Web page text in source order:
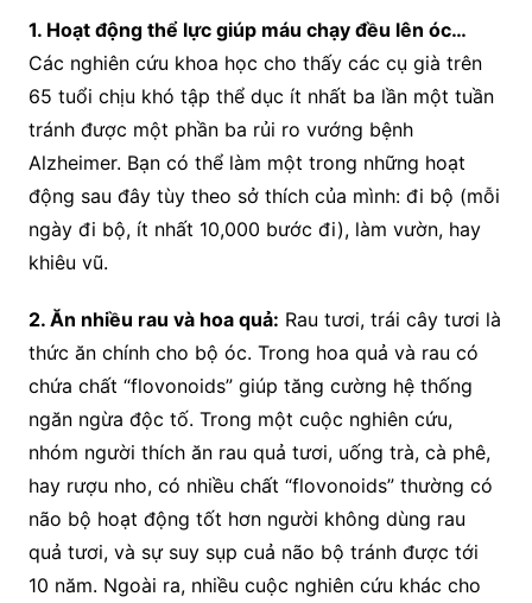
1. Hoạt động thể lực giúp máu chạy đều lên óc…
Các nghiên cứu khoa học cho thấy các cụ già trên
65 tuổi chịu khó tập thể dục ít nhất ba lần một tuần
tránh được một phần ba rủi ro vướng bệnh
Alzheimer. Bạn có thể làm một trong những hoạt
động sau đây tùy theo sở thích của mình: đi bộ (mỗi
ngày đi bộ, ít nhất 10,000 bước đi), làm vườn, hay
khiêu vũ.
2. Ăn nhiều rau và hoa quả: Rau tươi, trái cây tươi là
thức ăn chính cho bộ óc. Trong hoa quả và rau có
chứa chất “flovonoids” giúp tăng cường hệ thống
ngăn ngừa độc tố. Trong một cuộc nghiên cứu,
nhóm người thích ăn rau quả tươi, uống trà, cà phê,
hay rượu nho, có nhiều chất “flovonoids” thường có
não bộ hoạt động tốt hơn người không dùng rau
quả tươi, và sự suy sụp cuả não bộ tránh được tới
10 năm. Ngoài ra, nhiều cuộc nghiên cứu khác cho